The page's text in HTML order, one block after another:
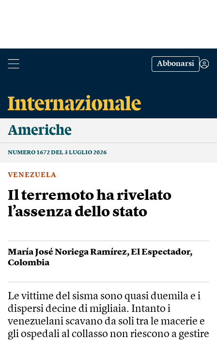
Abbonarsi
Americhe
NUMERO 1672 DEL 3 LUGLIO 2026
VENEZUELA
Il terremoto ha rivelato
l’assenza dello stato
María José Noriega Ramírez,El Espectador,
Colombia
Le vittime del sisma sono quasi duemila e i
dispersi decine di migliaia. Intanto i
venezuelani scavano da soli tra le macerie e
gli ospedali al collasso non riescono a gestire